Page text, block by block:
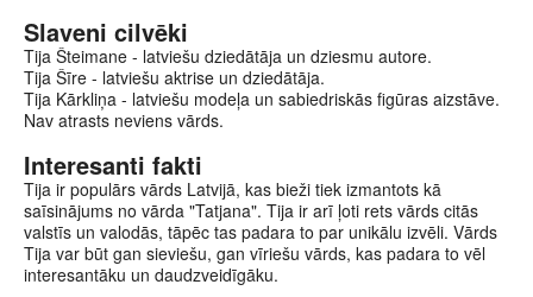
Slaveni cilvēki
Tija Šteimane - latviešu dziedātāja un dziesmu autore.
Tija Šīre - latviešu aktrise un dziedātāja.
Tija Kārkliņa - latviešu modeļa un sabiedriskās figūras aizstāve.
Nav atrasts neviens vārds.
Interesanti fakti
Tija ir populārs vārds Latvijā, kas bieži tiek izmantots kā
saīsinājums no vārda "Tatjana". Tija ir arī ļoti rets vārds citās
valstīs un valodās, tāpēc tas padara to par unikālu izvēli. Vārds
Tija var būt gan sieviešu, gan vīriešu vārds, kas padara to vēl
interesantāku un daudzveidīgāku.